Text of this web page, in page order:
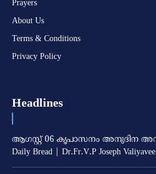
Prayers
About Us
Terms & Conditions
Privacy Policy
Headlines
ആഗസ്റ്റ് 06 കൃപാസനം അനുദിന
Daily Bread | Dr.Fr.V.P Joseph